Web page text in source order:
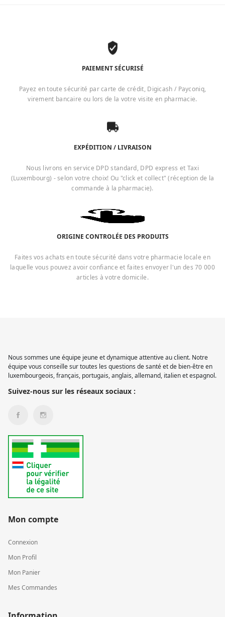
PAIEMENT SÉCURISÉ
Payez en toute sécurité par carte de crédit, Digicash / Payconiq,
virement bancaire ou lors de la votre visite en pharmacie.
EXPÉDITION / LIVRAISON
Nous livrons en service DPD standard, DPD express et Taxi
(Luxembourg) - selon votre choix! Ou "click et collect" (réception de la
commande à la pharmacie).
ORIGINE CONTROLÉE DES PRODUITS
Faites vos achats en toute sécurité dans votre pharmacie locale en
laquelle vous pouvez avoir confiance et faites envoyer l'un des 70 000
articles à votre domicile.
Nous sommes une équipe jeune et dynamique attentive au client. Notre
équipe vous conseille sur toutes les questions de santé et de bien-être en
luxembourgeois, français, portugais, anglais, allemand, italien et espagnol.
Suivez-nous sur les réseaux sociaux :
Mon compte
Connexion
Mon Profil
Mon Panier
Mes Commandes